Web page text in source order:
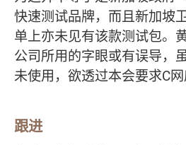
快速测试品牌，而且新加坡
单上亦未见有该款测试包。
公司所用的字眼或有误导，
未使用，欲透过本会要求C网
跟进